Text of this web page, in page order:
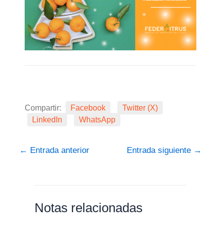
Compartir: Facebook
Twitter (X)
LinkedIn
WhatsApp
← Entrada anterior Entrada siguiente →
Notas relacionadas